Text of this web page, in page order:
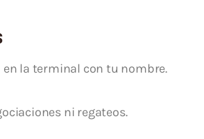
en la terminal con tu nombre.
ni regateos.